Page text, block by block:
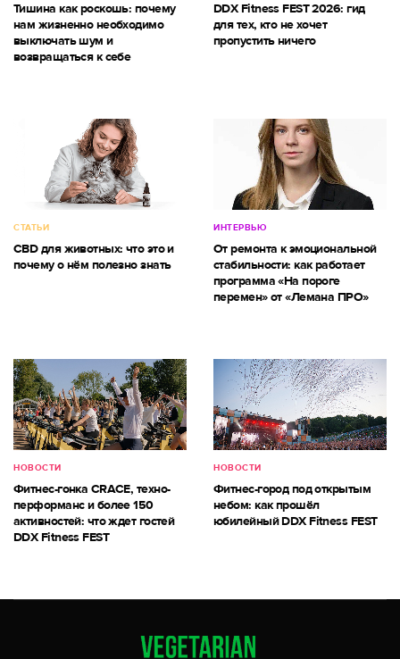
Тишина как роскошь: почему
нам жизненно необходимо
выключать шум и
возвращаться к себе
DDX Fitness FEST 2026: гид
для тех, кто не хочет
пропустить ничего
СТАТЬИ
CBD для животных: что это и
почему о нём полезно знать
ИНТЕРВЬЮ
От ремонта к эмоциональной
стабильности: как работает
программа «На пороге
перемен» от «Лемана ПРО»
НОВОСТИ
Фитнес-гонка CRACE, техно-
перформанс и более 150
активностей: что ждет гостей
DDX Fitness FEST
НОВОСТИ
Фитнес-город под открытым
небом: как прошёл
юбилейный DDX Fitness FEST